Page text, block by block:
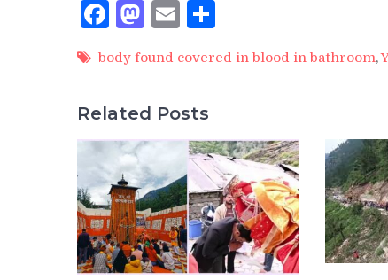
Facebook
Mastodon
Email
body found covered in blood in bathroom,
Related Posts